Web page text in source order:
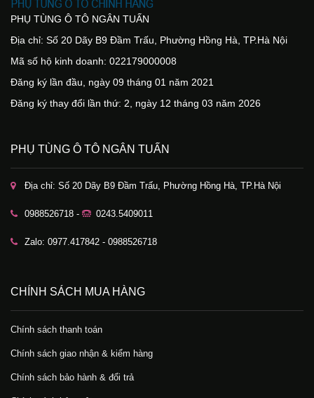
PHỤ TÙNG Ô TÔ NGÂN TUẤN
Địa chỉ: Số 20 Dãy B9 Đầm Trấu, Phường Hồng Hà, TP.Hà Nội
Mã số hộ kinh doanh: 022179000008
Đăng ký lần đầu, ngày 09 tháng 01 năm 2021
Đăng ký thay đổi lần thứ: 2, ngày 12 tháng 03 năm 2026
PHỤ TÙNG Ô TÔ NGÂN TUẤN
Địa chỉ: Số 20 Dãy B9 Đầm Trấu, Phường Hồng Hà, TP.Hà Nội
0988526718 - 0243.5409011
Zalo: 0977.417842 - 0988526718
CHÍNH SÁCH MUA HÀNG
Chính sách thanh toán
Chính sách giao nhận & kiểm hàng
Chính sách bảo hành & đổi trả